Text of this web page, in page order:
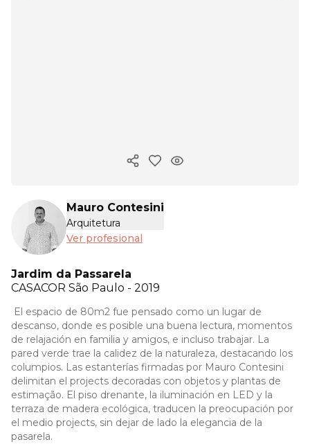
Copiar enlace
Mauro Contesini
Arquitetura
Ver profesional
Jardim da Passarela
CASACOR São Paulo - 2019
El espacio de 80m2 fue pensado como un lugar de
descanso, donde es posible una buena lectura, momentos
de relajación en familia y amigos, e incluso trabajar. La
pared verde trae la calidez de la naturaleza, destacando los
columpios. Las estanterías firmadas por Mauro Contesini
delimitan el projects decoradas con objetos y plantas de
estimação. El piso drenante, la iluminación en LED y la
terraza de madera ecológica, traducen la preocupación por
el medio projects, sin dejar de lado la elegancia de la
pasarela.